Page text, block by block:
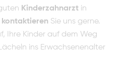
Kinderzahnarzt in
kontaktieren Sie uns gerne.
Ihre Kinder auf dem Weg
ins Erwachsenenalter